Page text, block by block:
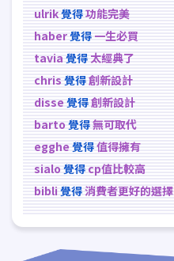
ulrik覺得功能完美
haber覺得 一生必買
tavia 覺得 太經典了
chris 覺得創新設計
disse覺得創新設計
barto覺得無可取代
egghe覺得值得擁有
sialo覺得 cp值比較高
bibli覺得消費者更好的選擇